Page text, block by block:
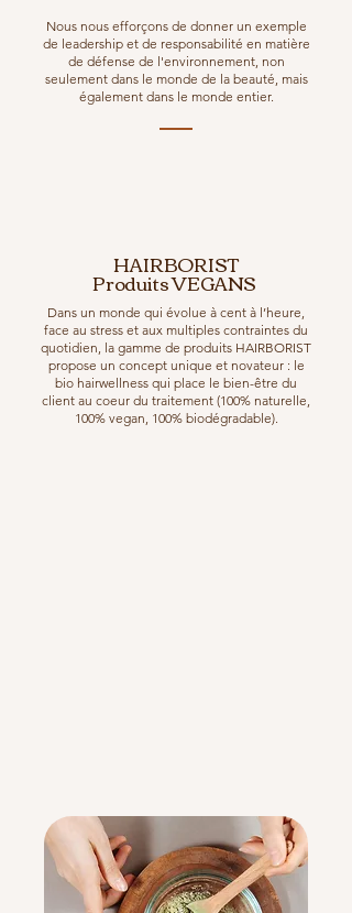
Nous nous efforçons de donner un exemple
de leadership et de responsabilité en matière
de défense de l'environnement, non
seulement dans le monde de la beauté, mais
également dans le monde entier.
HAIRBORIST
Produits VEGANS
Dans un monde qui évolue à cent à l’heure,
face au stress et aux multiples contraintes du
quotidien, la gamme de produits HAIRBORIST
propose un concept unique et novateur : le
bio hairwellness qui place le bien-être du
client au coeur du traitement (100% naturelle,
100% vegan, 100% biodégradable).